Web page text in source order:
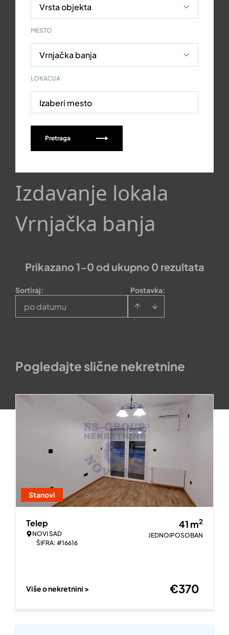
MESTO
LOKACIJA
Izaberi mesto
Pretraga
Izdavanje lokala
Vrnjačka banja
Prikazano 1-0 od ukupno 0 rezultata
Postavka:
Sortiraj:
po datumu
Pogledajte slične nekretnine
Stanovi
Telep
NOVI SAD
ŠIFRA: #16616
41 m2
JEDNOIPOSOBAN
Više o nekretnini > €370